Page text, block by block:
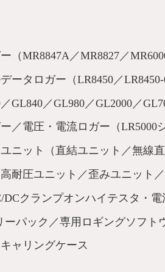
（MR8847A／MR8827／
ータロガー（LR8450／LR8450-
GL840／GL980／GL2000／
／電圧・電流ロガー（LR5000
ニット（直結ユニット／無線直
耐圧ユニット／歪みユニット
クランプオンハイテスタ・
パック／専用ロギングソフト
ャリングケース